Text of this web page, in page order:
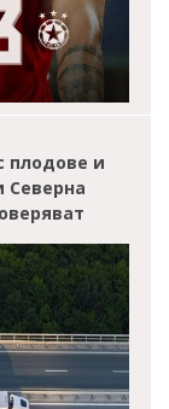
плодове и
Северна